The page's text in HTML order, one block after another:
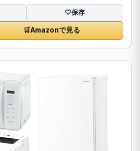
🤍保存
🛒Amazonで見る